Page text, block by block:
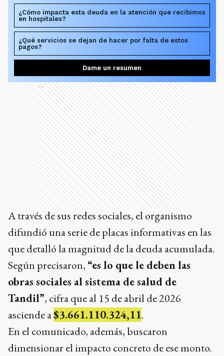
¿Cómo impacta esta deuda en la atención que recibimos
en hospitales?
¿Qué servicios se dejan de hacer por falta de estos
pagos?
Dame un resumen
Ads
A través de sus redes sociales, el organismo
difundió una serie de placas informativas en las
que detalló la magnitud de la deuda acumulada.
Según precisaron, “es lo que le deben las
obras sociales al sistema de salud de
Tandil”, cifra que al 15 de abril de 2026
asciende a$3.661.110.324,11.
En el comunicado, además, buscaron
dimensionar el impacto concreto de ese monto.